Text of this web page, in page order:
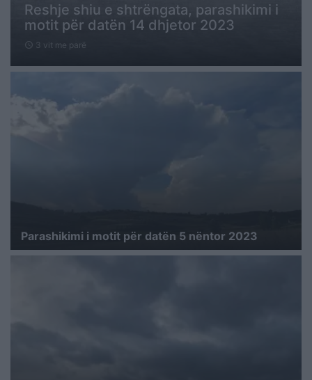
Reshje shiu e shtrëngata, parashikimi i
motit për datën 14 dhjetor 2023
schedule 3 vit me parë
Parashikimi i motit për datën 5 nëntor 2023